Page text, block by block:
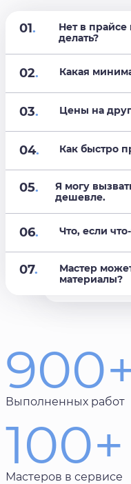
01.
Нет в
делать?
02. Какая
03. Цены на
04. Как быстро
05.
Я могу
дешевле.
06. Что, если
07.
Мастер
материалы?
Выполненных работ
100+
Мастеров в сервисе